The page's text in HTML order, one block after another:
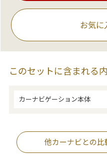
お気に
このセットに含まれる
カーナビゲーション本体
他カーナビとの比